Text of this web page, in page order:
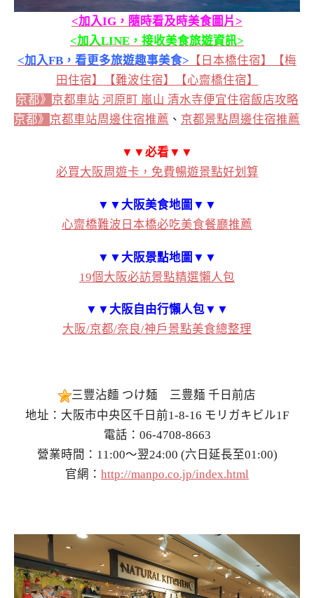
<加入IG，隨時看及時美食圖片>
<加入LINE，接收美食旅遊資訊>
<加入FB，看更多旅遊趣事美食> 【日本橋住宿】
【梅
田住宿】
【難波住宿】
【心齋橋住宿】
京都》 京都車站 河原町 嵐山 清水寺便宜住宿飯店攻略
京都》 京都車站周邊住宿推薦 、 京都景點周邊住宿推薦
▼▼必看▼▼
必買大阪周遊卡，免費暢遊景點好划算
▼▼大阪美食地圖▼▼
心齋橋難波日本橋必吃美食餐廳推薦
▼▼大阪景點地圖▼▼
19個大阪必訪景點精選懶人包
▼▼大阪自由行懶人包▼▼
大阪/京都/奈良/神戶景點美食總整理
三豐沾麵 つけ麺 三豊麺 千日前店
地址：大阪市中央区千日前1-8-16 モリガキビル1F
電話：06-4708-8663
營業時間：11:00～翌24:00 (六日延長至01:00)
官網： http://manpo.co.jp/index.html